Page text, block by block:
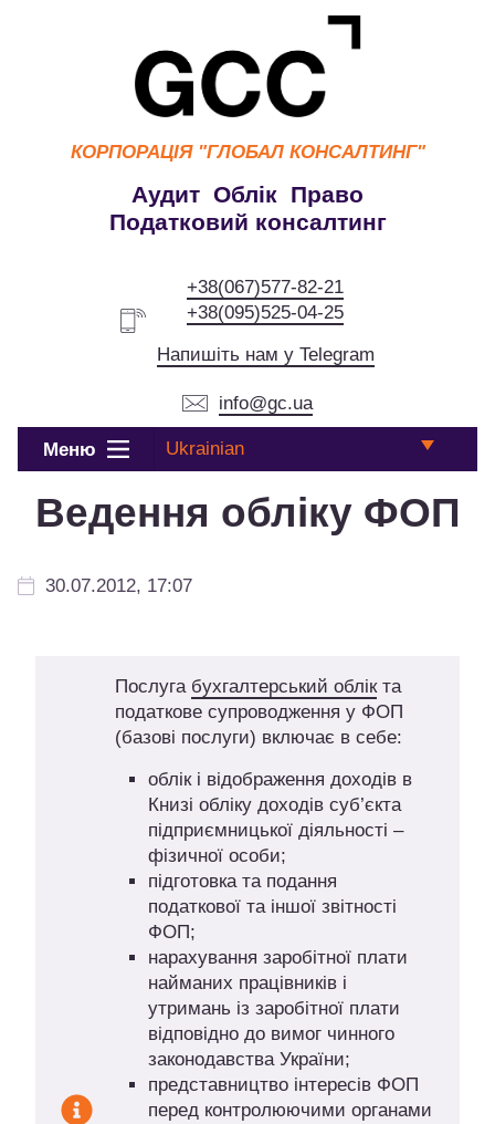
КОРПОРАЦІЯ "ГЛОБАЛ КОНСАЛТИНГ"
Аудит Облік Право
Податковий консалтинг
+38(067)577-82-21
+38(095)525-04-25
Напишіть нам у Telegram
info@gc.ua
Меню Ukrainian
Ведення обліку ФОП
30.07.2012, 17:07
Послуга бухгалтерський облікта
податкове супроводження у ФОП
(базові послуги) включає в себе:
облік і відображення доходів в
Книзі обліку доходів суб’єкта
підприємницької діяльності –
фізичної особи;
підготовка та подання
податкової та іншої звітності
ФОП;
нарахування заробітної плати
найманих працівників і
утримань із заробітної плати
відповідно до вимог чинного
законодавства України;
представництво інтересів ФОП
перед контролюючими органами